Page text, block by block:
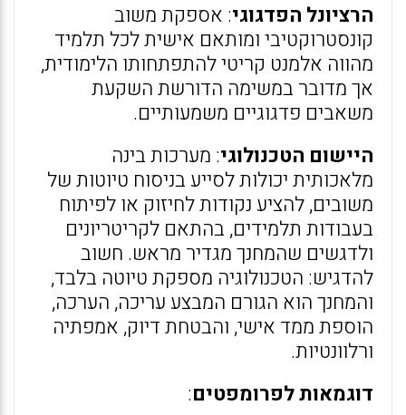
הרציונל הפדגוגי: אספקת משוב
קונסטרוקטיבי ומותאם אישית לכל תלמיד
מהווה אלמנט קריטי להתפתחותו הלימודית,
אך מדובר במשימה הדורשת השקעת
משאבים פדגוגיים משמעותיים.
היישום הטכנולוגי: מערכות בינה
מלאכותית יכולות לסייע בניסוח טיוטות של
משובים, להציע נקודות לחיזוק או לפיתוח
בעבודות תלמידים, בהתאם לקריטריונים
ולדגשים שהמחנך מגדיר מראש. חשוב
להדגיש: הטכנולוגיה מספקת טיוטה בלבד,
והמחנך הוא הגורם המבצע עריכה, הערכה,
הוספת ממד אישי, והבטחת דיוק, אמפתיה
ורלוונטיות.
דוגמאות לפרומפטים: